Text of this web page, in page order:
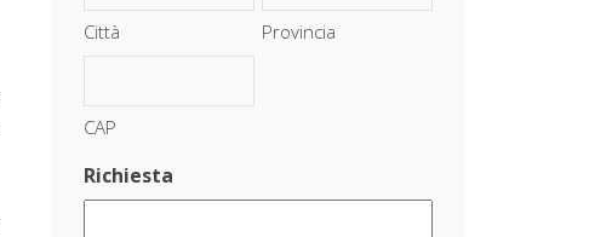
Città Provincia
CAP
Richiesta